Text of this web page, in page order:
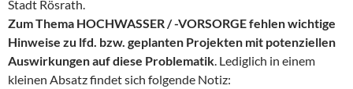
Stadt Rösrath.
Zum Thema HOCHWASSER / -VORSORGE fehlen wichtige
Hinweise zu lfd. bzw. geplanten Projekten mit potenziellen
Auswirkungen auf diese Problematik . Lediglich in einem
kleinen Absatz findet sich folgende Notiz: